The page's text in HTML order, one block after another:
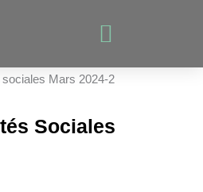
Sociales